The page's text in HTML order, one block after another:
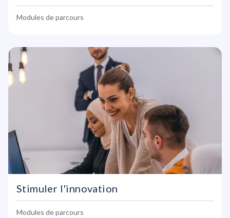
Modules de parcours
Stimuler l'innovation
Modules de parcours